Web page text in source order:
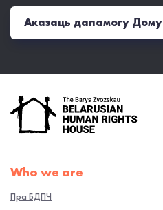
Аказаць дапамогу Дому
Who we are
Пра БДПЧ